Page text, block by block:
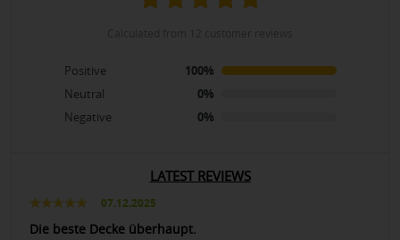
Positive
100%
Neutral
0%
Negative
0%
LATEST REVIEWS
07.12.2025
Die beste Decke überhaupt.